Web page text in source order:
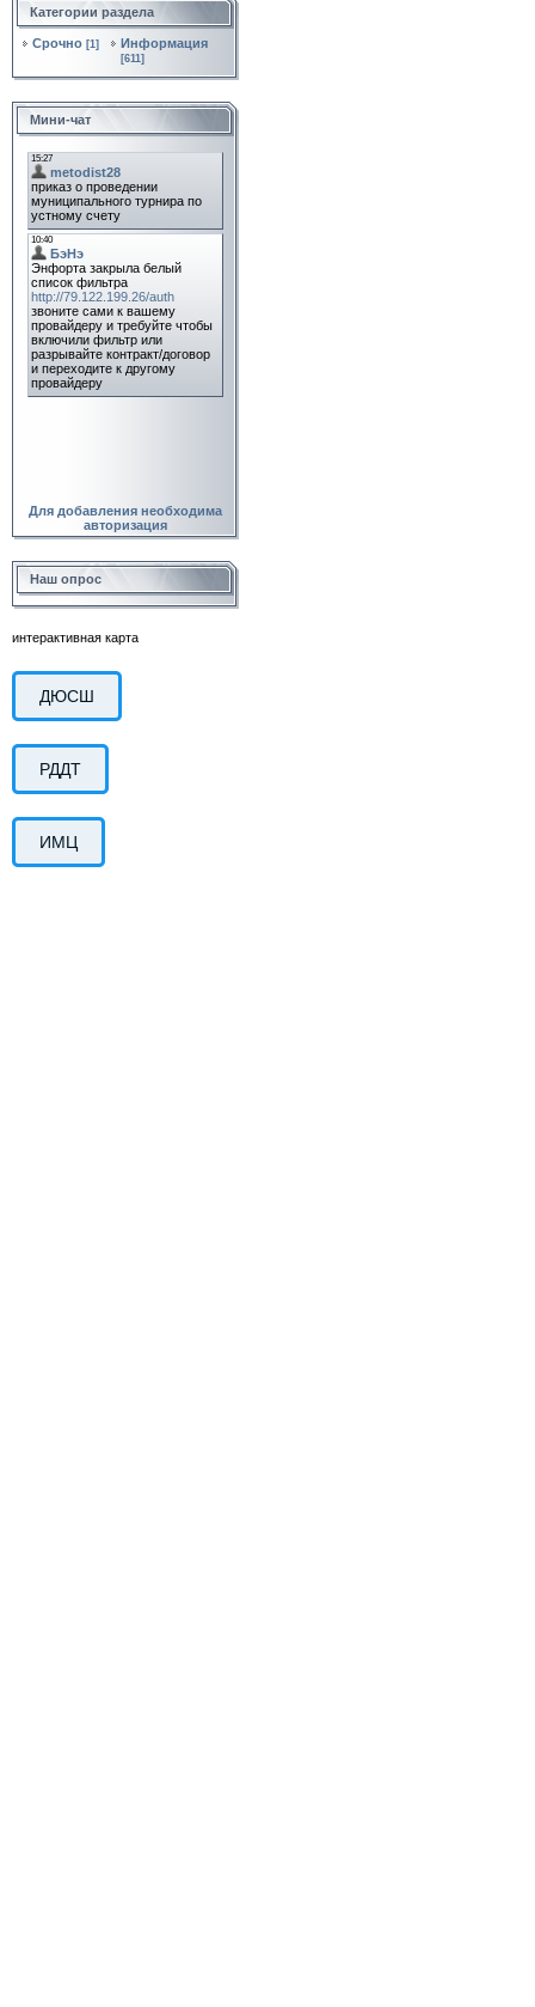
Категории раздела
Срочно [1] Информация
[611]
Мини-чат
Для добавления необходима
авторизация
Наш опрос
интерактивная карта
ДЮСШ
РДДТ
ИМЦ